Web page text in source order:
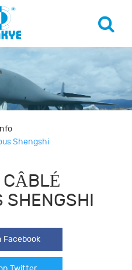
Shengshi
CÂBLÉ
SHENGSHI
Facebook